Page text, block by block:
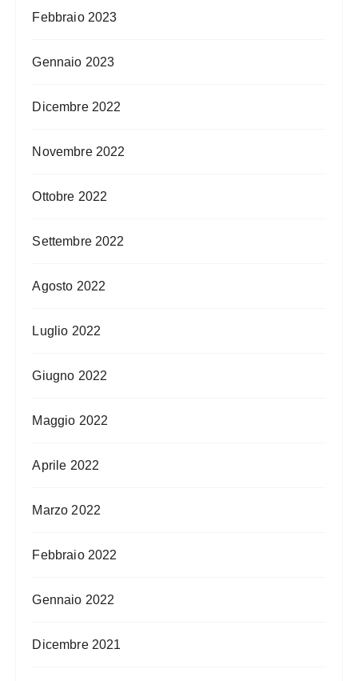
Febbraio 2023
Gennaio 2023
Dicembre 2022
Novembre 2022
Ottobre 2022
Settembre 2022
Agosto 2022
Luglio 2022
Giugno 2022
Maggio 2022
Aprile 2022
Marzo 2022
Febbraio 2022
Gennaio 2022
Dicembre 2021